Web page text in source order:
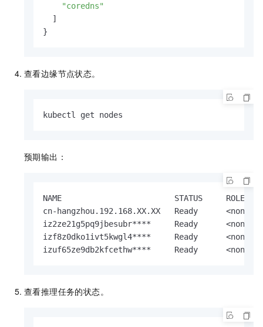
"coredns"
]
}
查看边缘节点状态。
kubectl get nodes
预期输出：
NAME                        STATUS     ROLES
cn-hangzhou.192.168.XX.XX   Ready
iz2ze21g5pq9jbesubr****     Ready
izf8z0dko1ivt5kwgl4****     Ready
izuf65ze9db2kfcethw****     Ready
查看推理任务的状态。